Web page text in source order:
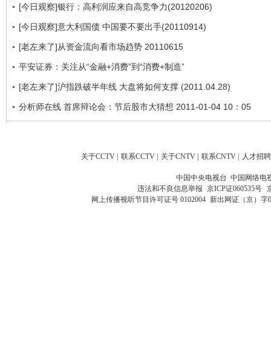
[今日观察]银行：高利润应来自高竞争力(20120206)
[今日观察]意大利国债 中国要不要出手(20110914)
[老左来了]从资金流向看市场趋势 20110615
平安证券：关注从“金融+消费”到“消费+制造”
[老左来了]沪指跌破半年线 大盘将如何支撑 (2011.04.28)
分析师在线 首席辩论会：节后股市大猜想 2011-01-04 10：05
关于CCTV | 联系CCTV | 关于CNTV | 联系CNTV | 人才招聘
中国中央电视台 中国网络电
违法和不良信息举报 京ICP证060535号
网上传播视听节目许可证号 0102004 新出网证（京）